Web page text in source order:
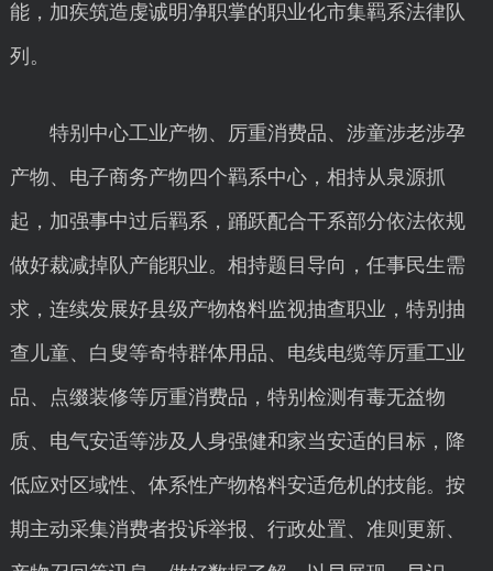
能，加疾筑造虔诚明净职掌的职业化市集羁系法律队
列。
特别中心工业产物、厉重消费品、涉童涉老涉孕
产物、电子商务产物四个羁系中心，相持从泉源抓
起，加强事中过后羁系，踊跃配合干系部分依法依规
做好裁减掉队产能职业。相持题目导向，任事民生需
求，连续发展好县级产物格料监视抽查职业，特别抽
查儿童、白叟等奇特群体用品、电线电缆等厉重工业
品、点缀装修等厉重消费品，特别检测有毒无益物
质、电气安适等涉及人身强健和家当安适的目标，降
低应对区域性、体系性产物格料安适危机的技能。按
期主动采集消费者投诉举报、行政处置、准则更新、